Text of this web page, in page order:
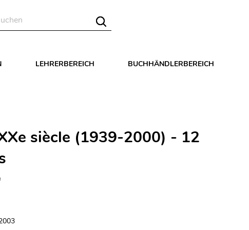
LEHRERBEREICH BUCHHÄNDLERBEREICH
siècle (1939-2000) - 12